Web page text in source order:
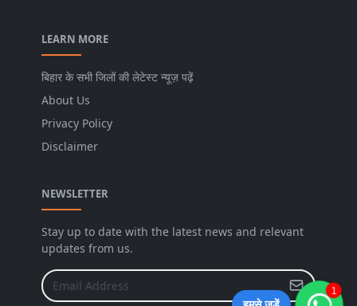
LEARN MORE
बिहार के सभी जिलों की लेटेस्ट न्यूज़ पढ़ें
About Us
Privacy Policy
Disclaimer
NEWSLETTER
Stay up to date with the latest news and relevant
updates from us.
1